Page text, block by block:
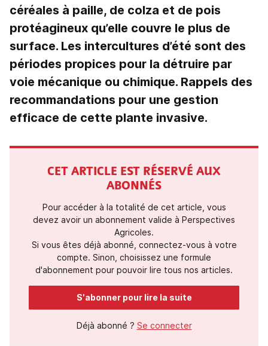
céréales à paille, de colza et de pois
protéagineux qu’elle couvre le plus de
surface. Les intercultures d’été sont des
périodes propices pour la détruire par
voie mécanique ou chimique. Rappels des
recommandations pour une gestion
efficace de cette plante invasive.
CET ARTICLE EST RÉSERVÉ AUX
ABONNÉS
Pour accéder à la totalité de cet article, vous
devez avoir un abonnement valide à Perspectives
Agricoles.
Si vous êtes déjà abonné, connectez-vous à votre
compte. Sinon, choisissez une formule
d'abonnement pour pouvoir lire tous nos articles.
S'abonner pour lire la suite
Déjà abonné ? Se connecter